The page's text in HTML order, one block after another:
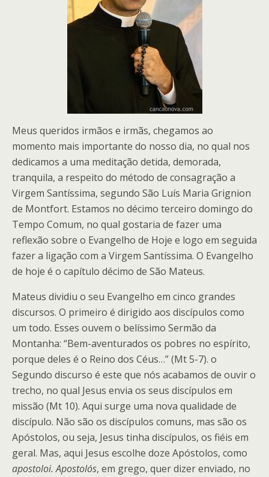
Meus queridos irmãos e irmãs, chegamos ao
momento mais importante do nosso dia, no qual nos
dedicamos a uma meditação detida, demorada,
tranquila, a respeito do método de consagração a
Virgem Santíssima, segundo São Luís Maria Grignion
de Montfort. Estamos no décimo terceiro domingo do
Tempo Comum, no qual gostaria de fazer uma
reflexão sobre o Evangelho de Hoje e logo em seguida
fazer a ligação com a Virgem Santíssima. O Evangelho
de hoje é o capítulo décimo de São Mateus.
Mateus dividiu o seu Evangelho em cinco grandes
discursos. O primeiro é dirigido aos discípulos como
um todo. Esses ouvem o belíssimo Sermão da
Montanha: “Bem-aventurados os pobres no espírito,
porque deles é o Reino dos Céus…” (Mt 5-7). o
Segundo discurso é este que nós acabamos de ouvir o
trecho, no qual Jesus envia os seus discípulos em
missão (Mt 10). Aqui surge uma nova qualidade de
discípulo. Não são os discípulos comuns, mas são os
Apóstolos, ou seja, Jesus tinha discípulos, os fiéis em
geral. Mas, aqui Jesus escolhe doze Apóstolos, como
apostoloi. Apostolós, em grego, quer dizer enviado, no